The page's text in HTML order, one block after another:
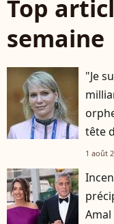
Top
semaine
"Je
tête
1 août